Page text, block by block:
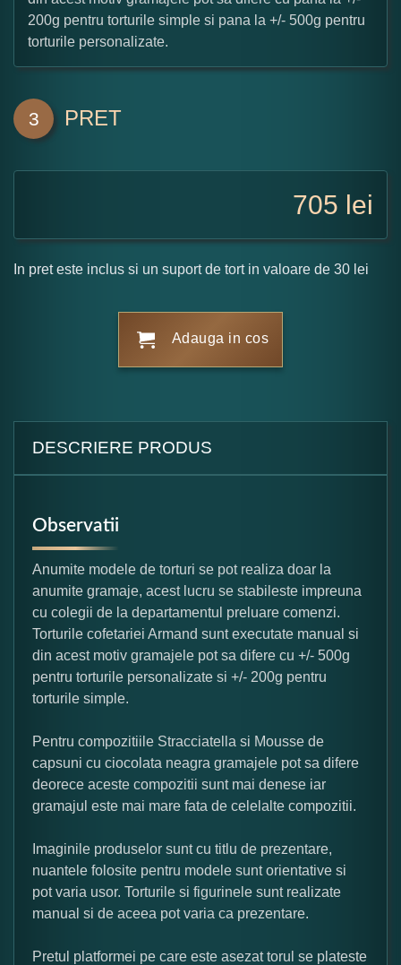
200g pentru torturile simple si pana la +/- 500g pentru
torturile personalizate.
3 PRET
705 lei
In pret este inclus si un suport de tort in valoare de 30 lei
Adauga in cos
DESCRIERE PRODUS
Observatii
Anumite modele de torturi se pot realiza doar la
anumite gramaje, acest lucru se stabileste impreuna
cu colegii de la departamentul preluare comenzi.
Torturile cofetariei Armand sunt executate manual si
din acest motiv gramajele pot sa difere cu +/- 500g
pentru torturile personalizate si +/- 200g pentru
torturile simple.
Pentru compozitiile Stracciatella si Mousse de
capsuni cu ciocolata neagra gramajele pot sa difere
deorece aceste compozitii sunt mai denese iar
gramajul este mai mare fata de celelalte compozitii.
Imaginile produselor sunt cu titlu de prezentare,
nuantele folosite pentru modele sunt orientative si
pot varia usor. Torturile si figurinele sunt realizate
manual si de aceea pot varia ca prezentare.
Pretul platformei pe care este asezat torul se plateste